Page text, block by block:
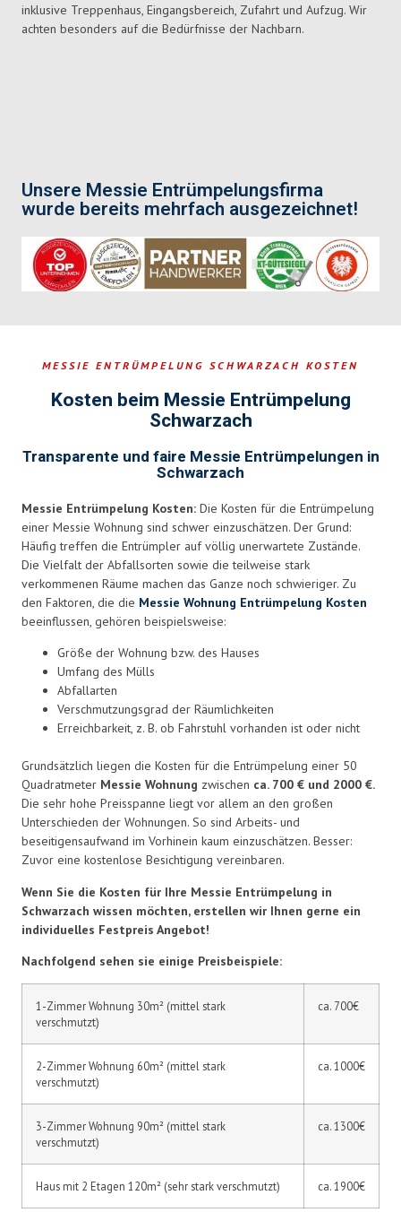
Unsere Messie Entrümpelungsfirma
wurde bereits mehrfach ausgezeichnet!
inklusive Treppenhaus, Eingangsbereich, Zufahrt und Aufzug. Wir
achten besonders auf die Bedürfnisse der Nachbarn.
MESSIE ENTRÜMPELUNG SCHWARZACH KOSTEN
Kosten beim Messie Entrümpelung
Schwarzach
Transparente und faire Messie Entrümpelungen in
Schwarzach
Messie Entrümpelung Kosten: Die Kosten für die Entrümpelung
einer Messie Wohnung sind schwer einzuschätzen. Der Grund:
Häufig treffen die Entrümpler auf völlig unerwartete Zustände.
Die Vielfalt der Abfallsorten sowie die teilweise stark
verkommenen Räume machen das Ganze noch schwieriger. Zu
den Faktoren, die die Messie Wohnung Entrümpelung Kosten
beeinflussen, gehören beispielsweise:
Größe der Wohnung bzw. des Hauses
Umfang des Mülls
Abfallarten
Verschmutzungsgrad der Räumlichkeiten
Erreichbarkeit, z. B. ob Fahrstuhl vorhanden ist oder nicht
Grundsätzlich liegen die Kosten für die Entrümpelung einer 50
Quadratmeter Messie Wohnung zwischen ca. 700 € und 2000 €.
Die sehr hohe Preisspanne liegt vor allem an den großen
Unterschieden der Wohnungen. So sind Arbeits- und
beseitigensaufwand im Vorhinein kaum einzuschätzen. Besser:
Zuvor eine kostenlose Besichtigung vereinbaren.
Wenn Sie die Kosten für Ihre Messie Entrümpelung in
Schwarzach wissen möchten, erstellen wir Ihnen gerne ein
individuelles Festpreis Angebot!
Nachfolgend sehen sie einige Preisbeispiele:
1-Zimmer Wohnung 30m² (mittel stark
verschmutzt)
ca. 700€
2-Zimmer Wohnung 60m² (mittel stark
verschmutzt)
ca. 1000€
3-Zimmer Wohnung 90m² (mittel stark
verschmutzt)
ca. 1300€
Haus mit 2 Etagen 120m² (sehr stark verschmutzt) ca. 1900€